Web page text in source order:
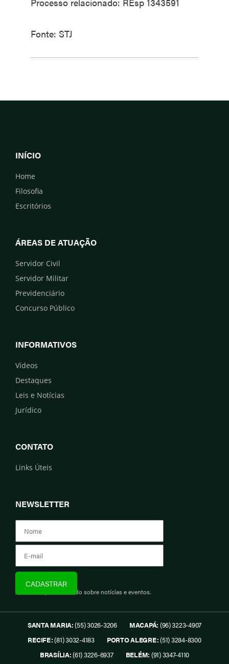
Fonte: STJ
INÍCIO
Home
Filosofia
Escritórios
ÁREAS DE ATUAÇÃO
Servidor Civil
Servidor Militar
Previdenciário
Concurso Público
INFORMATIVOS
Vídeos
Destaques
Leis e Notícias
Jurídico
CONTATO
Links Úteis
NEWSLETTER
Assine e fique informado sobre notícias e eventos.
SANTA MARIA:(55) 3026-3206 MACAPÁ: (96) 3223-4907
RECIFE:(81) 3032-4183 PORTO ALEGRE:(51) 3284-8300
BRASÍLIA:(61) 3226-6937 BELÉM: (91) 3347-4110